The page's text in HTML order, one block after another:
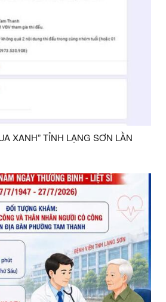
XANH” TỈNH LẠNG SƠN LẦN